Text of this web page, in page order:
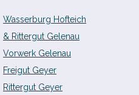
Wasserburg Hofteich
& Rittergut Gelenau
Vorwerk Gelenau
Freigut Geyer
Rittergut Geyer